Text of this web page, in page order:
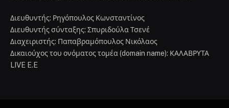
Διευθυντής: Ρηγόπουλος Κωνσταντίνος
Διευθυντής σύνταξης: Σπυριδούλα Τσενέ
Διαχειριστής: Παπαβραμόπουλος Νικόλαος
Δικαιούχος του ονόματος τομέα (domain name): ΚΑΛΑΒΡΥΤΑ
LIVE E.E